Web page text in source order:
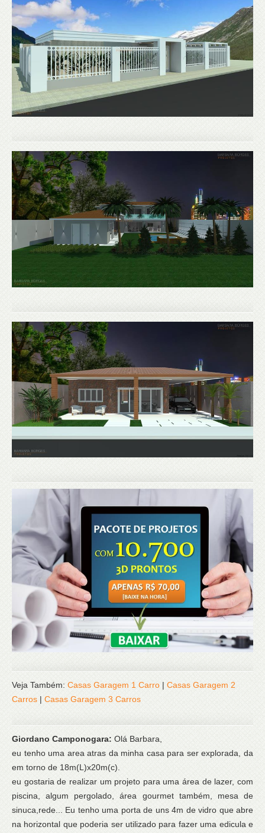
Veja Também: Casas Garagem 1 Carro | Casas Garagem 2
Carros | Casas Garagem 3 Carros
Giordano Camponogara: Olá Barbara,
eu tenho uma area atras da minha casa para ser explorada, da
em torno de 18m(L)x20m(c).
eu gostaria de realizar um projeto para uma área de lazer, com
piscina, algum pergolado, área gourmet também, mesa de
sinuca,rede... Eu tenho uma porta de uns 4m de vidro que abre
na horizontal que poderia ser utilizado para fazer uma edicula e